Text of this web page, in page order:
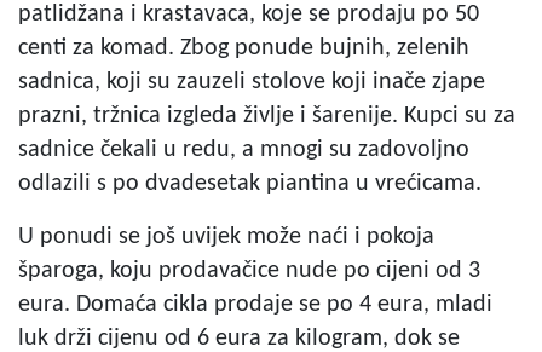
patlidžana i krastavaca, koje se prodaju po 50
centi za komad. Zbog ponude bujnih, zelenih
sadnica, koji su zauzeli stolove koji inače zjape
prazni, tržnica izgleda življe i šarenije. Kupci su za
sadnice čekali u redu, a mnogi su zadovoljno
odlazili s po dvadesetak piantina u vrećicama.
U ponudi se još uvijek može naći i pokoja
šparoga, koju prodavačice nude po cijeni od 3
eura. Domaća cikla prodaje se po 4 eura, mladi
luk drži cijenu od 6 eura za kilogram, dok se